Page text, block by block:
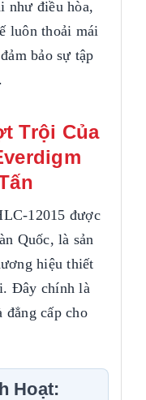
như điều hòa,
luôn thoải mái
bảo sự tập
Trội Của
12015 được
Quốc, là sản
hiệu thiết
Đây chính là
đẳng cấp cho
Hoạt: